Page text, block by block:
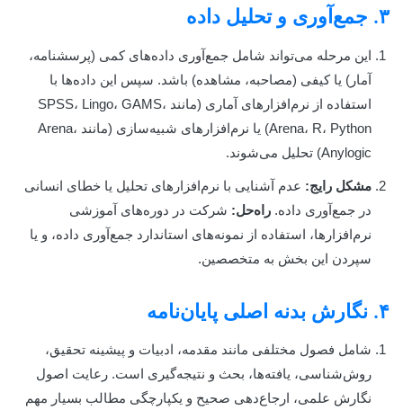
۳. جمع‌آوری و تحلیل داده
این مرحله می‌تواند شامل جمع‌آوری داده‌های کمی (پرسشنامه،
آمار) یا کیفی (مصاحبه، مشاهده) باشد. سپس این داده‌ها با
استفاده از نرم‌افزارهای آماری (مانند SPSS، Lingo، GAMS،
Arena، R، Python) یا نرم‌افزارهای شبیه‌سازی (مانند Arena،
Anylogic) تحلیل می‌شوند.
مشکل رایج: عدم آشنایی با نرم‌افزارهای تحلیل یا خطای انسانی
در جمع‌آوری داده. راه‌حل: شرکت در دوره‌های آموزشی
نرم‌افزارها، استفاده از نمونه‌های استاندارد جمع‌آوری داده، و یا
سپردن این بخش به متخصصین.
۴. نگارش بدنه اصلی پایان‌نامه
شامل فصول مختلفی مانند مقدمه، ادبیات و پیشینه تحقیق،
روش‌شناسی، یافته‌ها، بحث و نتیجه‌گیری است. رعایت اصول
نگارش علمی، ارجاع‌دهی صحیح و یکپارچگی مطالب بسیار مهم